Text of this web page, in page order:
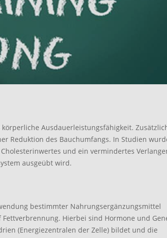
Ausdauerleistungsfähigkeit.
Reduktion des Bauchumfangs. In Studien
und ein vermindertes
ausgeübt wird.
bestimmter Nahrungsergänzungsmittel
Hierbei sind Hormone und
(Energiezentralen der Zelle) bildet und die